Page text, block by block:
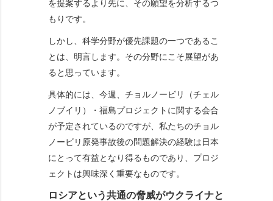
を提案するより先に、その願望を分析するつ
もりです。
しかし、科学分野が優先課題の一つであるこ
とは、明言します。その分野にこそ展望があ
ると思っています。
具体的には、今週、チョルノービリ（チェル
ノブイリ）・福島プロジェクトに関する会合
が予定されているのですが、私たちのチョル
ノービリ原発事故後の問題解決の経験は日本
にとって有益となり得るものであり、プロジ
ェクトは興味深く重要なものです。
ロシアという共通の脅威がウクライナと